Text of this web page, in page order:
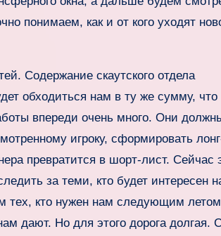
понимаем, как и от кого уходят
Содержание скаутского отдела
обходиться нам в ту же сумму, что
впереди очень много. Они
игроку, сформировать
превратится в шорт‑лист. Сейчас
за теми, кто будет интересен
тех, кто нужен нам следующим
дают. Но для этого дорога долгая.